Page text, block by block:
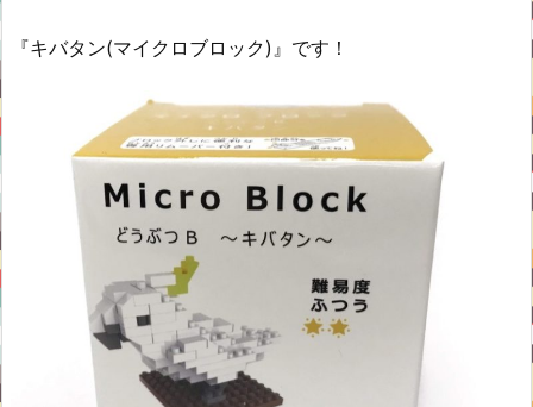
『キバタン(マイクロブロック)』です！